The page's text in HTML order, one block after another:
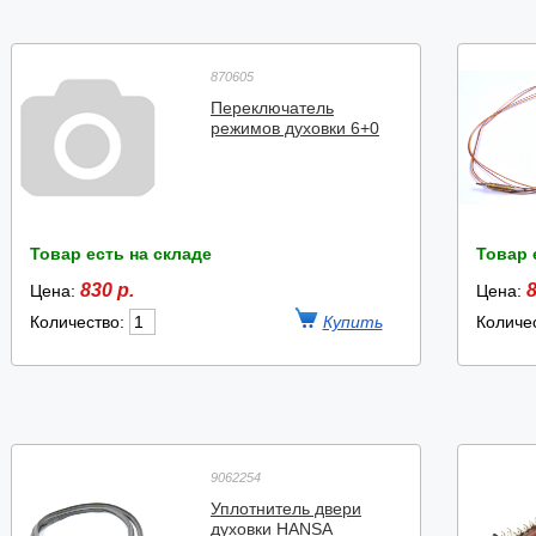
870605
Переключатель
режимов духовки 6+0
Товар есть на складе
Цена: 830 р.
Количество:
Товар
Цена:
9062254
Уплотнитель двери
духовки HANSA